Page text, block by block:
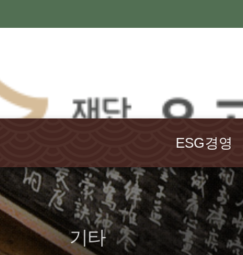
ESG경영
윤리경영
고객헌장
인권경영
경영공시
기타